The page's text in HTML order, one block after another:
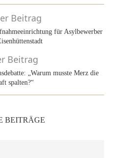
Beitrag
für Asylbewerber
Beitrag
„Warum musste Merz die
spalten?“
BEITRÄGE